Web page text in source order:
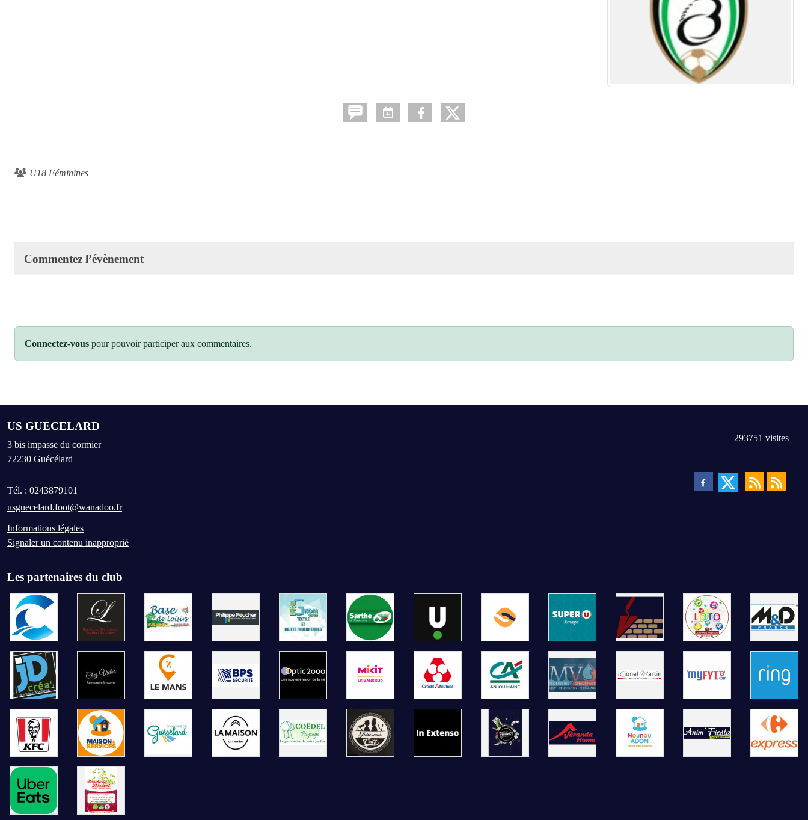
U18 Féminines
Commentez l’évènement
Connectez-vous pour pouvoir participer aux commentaires.
US GUECELARD
3 bis impasse du cormier
72230 Guécélard
Tél. : 0243879101
usguecelard.foot@wanadoo.fr
Informations légales
Signaler un contenu inapproprié
293751 visites
Les partenaires du club